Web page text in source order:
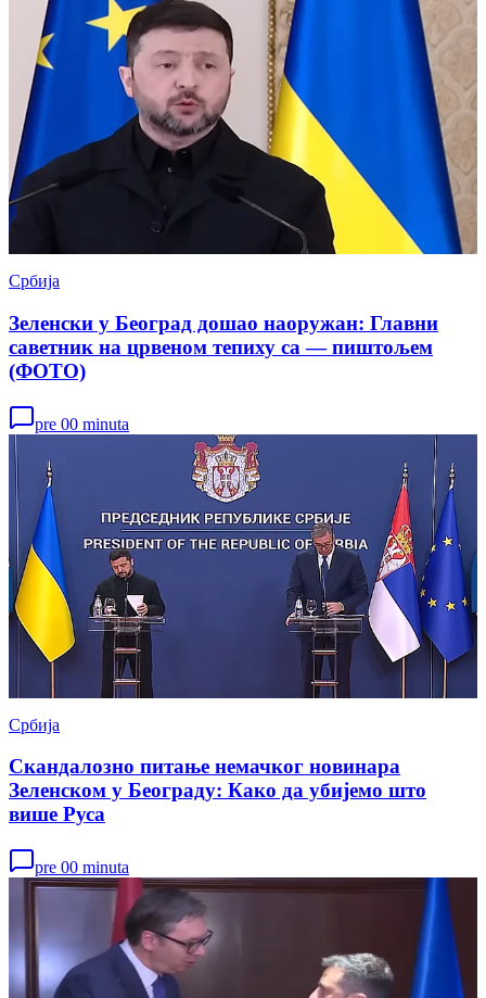
Србија
Зеленски у Београд дошао наоружан: Главни
саветник на црвеном тепиху са — пиштољем
(ФОТО)
pre 00 minuta
Србија
Скандалозно питање немачког новинара
Зеленском у Београду: Како да убијемо што
више Руса
pre 00 minuta